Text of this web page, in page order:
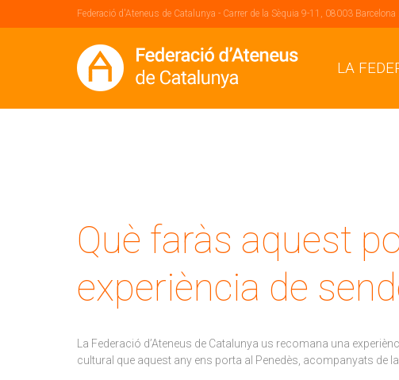
Federació d'Ateneus de Catalunya - Carrer de la Sèquia 9-11, 08003 Barcelona .
LA
Què faràs aquest
experiència de
La Federació d’Ateneus de Catalunya us recomana una
cultural que aquest any ens porta al Penedès, acompanyats de la